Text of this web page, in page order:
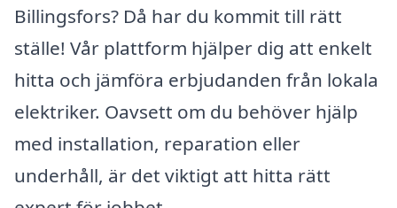
Billingsfors? Då har du kommit till rätt
ställe! Vår plattform hjälper dig att enkelt
hitta och jämföra erbjudanden från lokala
elektriker. Oavsett om du behöver hjälp
med installation, reparation eller
underhåll, är det viktigt att hitta rätt